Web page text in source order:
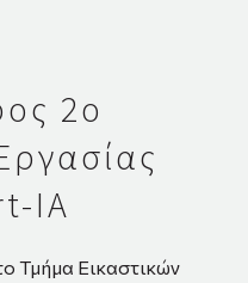
2ο
IA
Τμήμα Εικαστικών